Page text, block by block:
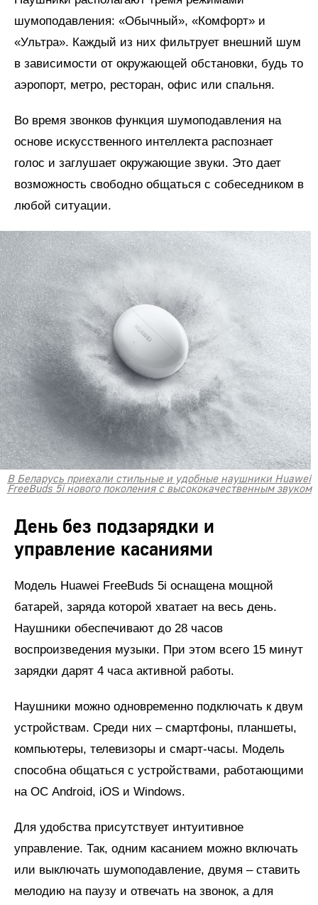
шумоподавления: «Обычный», «Комфорт» и
«Ультра». Каждый из них фильтрует внешний шум
в зависимости от окружающей обстановки, будь то
аэропорт, метро, ресторан, офис или спальня.
Во время звонков функция шумоподавления на
основе искусственного интеллекта распознает
голос и заглушает окружающие звуки. Это дает
возможность свободно общаться с собеседником в
любой ситуации.
В Беларусь приехали стильные и удобные наушники Huawei
FreeBuds 5i нового поколения с высококачественным звуком
День без подзарядки и
управление касаниями
Модель Huawei FreeBuds 5i оснащена мощной
батарей, заряда которой хватает на весь день.
Наушники обеспечивают до 28 часов
воспроизведения музыки. При этом всего 15 минут
зарядки дарят 4 часа активной работы.
Наушники можно одновременно подключать к двум
устройствам. Среди них – смартфоны, планшеты,
компьютеры, телевизоры и смарт-часы. Модель
способна общаться с устройствами, работающими
на ОС Android, iOS и Windows.
Для удобства присутствует интуитивное
управление. Так, одним касанием можно включать
или выключать шумоподавление, двумя – ставить
мелодию на паузу и отвечать на звонок, а для